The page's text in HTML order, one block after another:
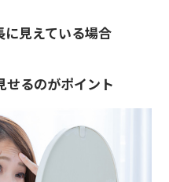
に見えている場合
せるのがポイント